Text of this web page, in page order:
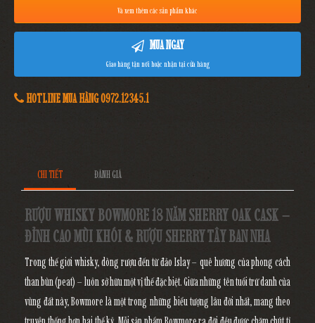
Và xem thêm các sản phẩm khác
MUA NGAY
Giao hàng tận nơi hoặc nhận tại cửa hàng
HOTLINE MUA HÀNG 0972.12345.1
CHI TIẾT ĐÁNH GIÁ
RƯỢU WHISKY BOWMORE 18 NĂM SHERRY OAK CASK –
ĐỈNH CAO MÙI KHÓI & RƯỢU SHERRY TÂY BAN NHA
Trong thế giới whisky, dòng rượu đến từ đảo Islay – quê hương của phong cách
than bùn (peat) – luôn sở hữu một vị thế đặc biệt. Giữa những tên tuổi trứ danh của
vùng đất này, Bowmore là một trong những biểu tượng lâu đời nhất, mang theo